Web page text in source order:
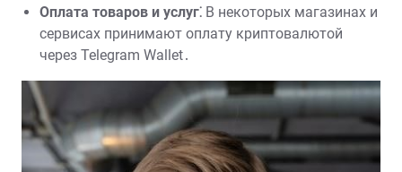
Оплата товаров и услуг⁚ В некоторых магазинах и
сервисах принимают оплату криптовалютой
через Telegram Wallet․